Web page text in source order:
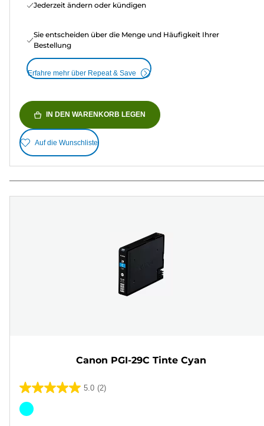
Jederzeit ändern oder kündigen
Sie entscheiden über die Menge und Häufigkeit Ihrer
Bestellung
Erfahre mehr über Repeat & Save
IN DEN WARENKORB LEGEN
Auf die Wunschliste
Canon PGI-29C Tinte Cyan
5.0 (2)
5.0
von
Farbpatrone